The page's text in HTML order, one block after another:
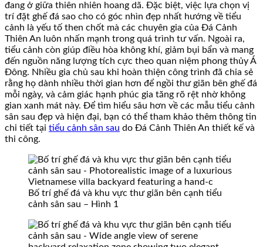
đang ở giữa thiên nhiên hoang dã. Đặc biệt, việc lựa chọn vị
trí đặt ghế đá sao cho có góc nhìn đẹp nhất hướng về tiểu
cảnh là yếu tố then chốt mà các chuyên gia của Đá Cảnh
Thiên An luôn nhấn mạnh trong quá trình tư vấn. Ngoài ra,
tiểu cảnh còn giúp điều hòa không khí, giảm bụi bẩn và mang
đến nguồn năng lượng tích cực theo quan niệm phong thủy Á
Đông. Nhiều gia chủ sau khi hoàn thiện công trình đã chia sẻ
rằng họ dành nhiều thời gian hơn để ngồi thư giãn bên ghế đá
mỗi ngày, và cảm giác hạnh phúc gia tăng rõ rệt nhờ không
gian xanh mát này. Để tìm hiểu sâu hơn về các mẫu tiểu cảnh
sân sau đẹp và hiện đại, bạn có thể tham khảo thêm thông tin
chi tiết tại tiểu cảnh sân sau do Đá Cảnh Thiên An thiết kế và
thi công.
Bố trí ghế đá và khu vực thư giãn bên cạnh tiểu
cảnh sân sau – Hình 1